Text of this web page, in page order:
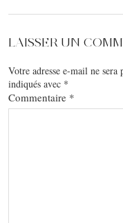
LAISSER UN
Votre adresse e-mail ne sera
indiqués avec *
Commentaire *